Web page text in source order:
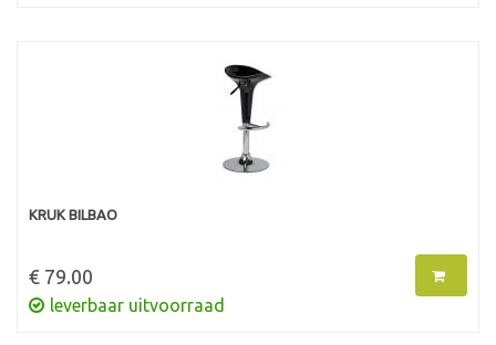
KRUK BILBAO
€ 79.00
leverbaar uitvoorraad